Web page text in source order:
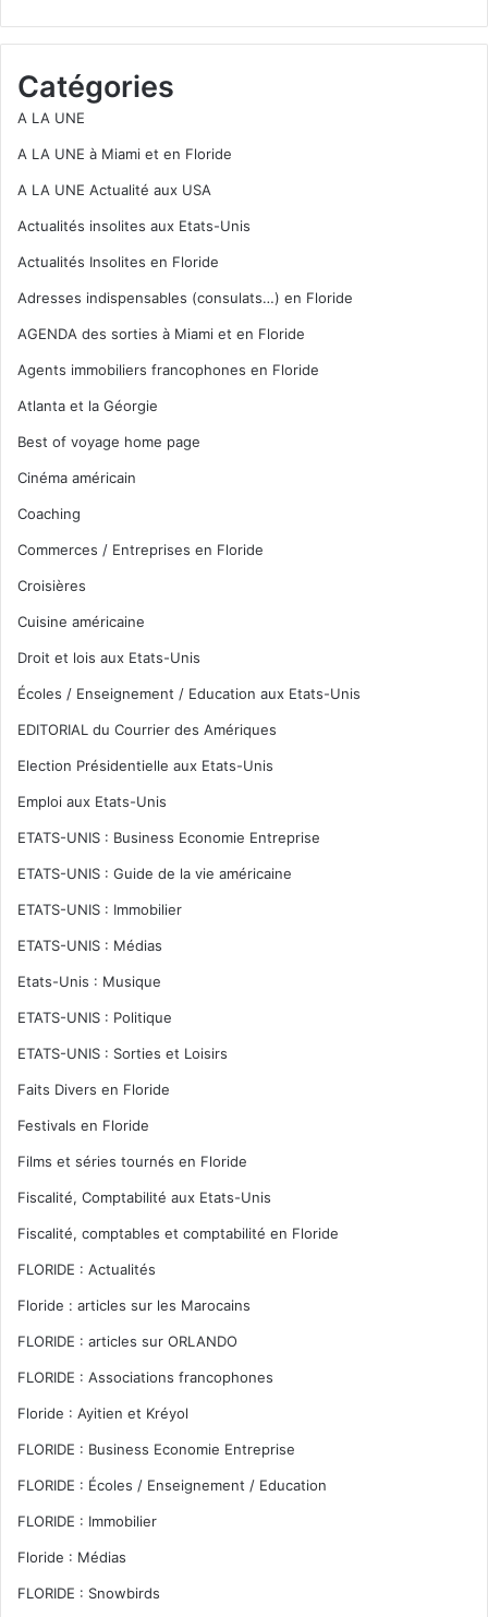
Catégories
A LA UNE
A LA UNE à Miami et en Floride
A LA UNE Actualité aux USA
Actualités insolites aux Etats-Unis
Actualités Insolites en Floride
Adresses indispensables (consulats…) en Floride
AGENDA des sorties à Miami et en Floride
Agents immobiliers francophones en Floride
Atlanta et la Géorgie
Best of voyage home page
Cinéma américain
Coaching
Commerces / Entreprises en Floride
Croisières
Cuisine américaine
Droit et lois aux Etats-Unis
Écoles / Enseignement / Education aux Etats-Unis
EDITORIAL du Courrier des Amériques
Election Présidentielle aux Etats-Unis
Emploi aux Etats-Unis
ETATS-UNIS : Business Economie Entreprise
ETATS-UNIS : Guide de la vie américaine
ETATS-UNIS : Immobilier
ETATS-UNIS : Médias
Etats-Unis : Musique
ETATS-UNIS : Politique
ETATS-UNIS : Sorties et Loisirs
Faits Divers en Floride
Festivals en Floride
Films et séries tournés en Floride
Fiscalité, Comptabilité aux Etats-Unis
Fiscalité, comptables et comptabilité en Floride
FLORIDE : Actualités
Floride : articles sur les Marocains
FLORIDE : articles sur ORLANDO
FLORIDE : Associations francophones
Floride : Ayitien et Kréyol
FLORIDE : Business Economie Entreprise
FLORIDE : Écoles / Enseignement / Education
FLORIDE : Immobilier
Floride : Médias
FLORIDE : Snowbirds